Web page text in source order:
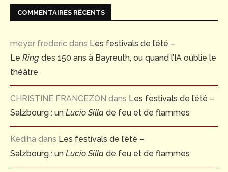
COMMENTAIRES RÉCENTS
meyer frederic dans Les festivals de l’été –
Le Ring des 150 ans à Bayreuth, ou quand l’IA oublie le
théâtre
CHRISTINE FRANCEZON dans Les festivals de l’été –
Salzbourg : un Lucio Silla de feu et de flammes
Kediha dans Les festivals de l’été –
Salzbourg : un Lucio Silla de feu et de flammes